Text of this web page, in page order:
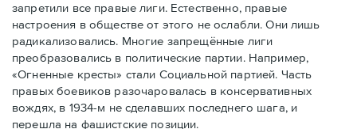
запретили все правые лиги. Естественно, правые
настроения в обществе от этого не ослабли. Они лишь
радикализовались. Многие запрещённые лиги
преобразовались в политические партии. Например,
«Огненные кресты» стали Социальной партией. Часть
правых боевиков разочаровалась в консервативных
вождях, в 1934-м не сделавших последнего шага, и
перешла на фашистские позиции.